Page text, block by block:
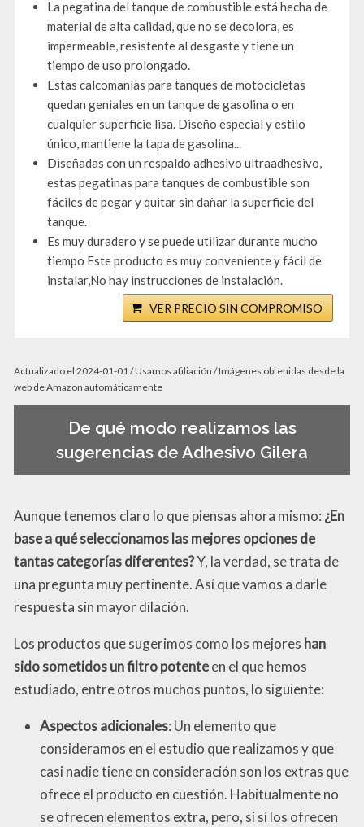
La pegatina del tanque de combustible está hecha de
material de alta calidad, que no se decolora, es
impermeable, resistente al desgaste y tiene un
tiempo de uso prolongado.
Estas calcomanías para tanques de motocicletas
quedan geniales en un tanque de gasolina o en
cualquier superficie lisa. Diseño especial y estilo
único, mantiene la tapa de gasolina...
Diseñadas con un respaldo adhesivo ultraadhesivo,
estas pegatinas para tanques de combustible son
fáciles de pegar y quitar sin dañar la superficie del
tanque.
Es muy duradero y se puede utilizar durante mucho
tiempo Este producto es muy conveniente y fácil de
instalar,No hay instrucciones de instalación.
VER PRECIO SIN COMPROMISO
Actualizado el 2024-01-01 / Usamos afiliación / Imágenes obtenidas desde la
web de Amazon automáticamente
De qué modo realizamos las
sugerencias de Adhesivo Gilera
Aunque tenemos claro lo que piensas ahora mismo: ¿En
base a qué seleccionamos las mejores opciones de
tantas categorías diferentes?Y, la verdad, se trata de
una pregunta muy pertinente. Así que vamos a darle
respuesta sin mayor dilación.
Los productos que sugerimos como los mejores han
sido sometidos un filtro potenteen el que hemos
estudiado, entre otros muchos puntos, lo siguiente:
Aspectos adicionales: Un elemento que
consideramos en el estudio que realizamos y que
casi nadie tiene en consideración son los extras que
ofrece el producto en cuestión. Habitualmente no
se ofrecen elementos extra, pero, si sí los ofrecen